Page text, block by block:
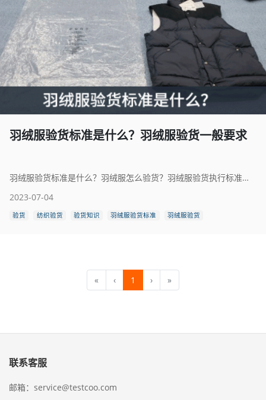
羽绒服验货标准是什么？羽绒服验货一般要求
羽绒服验货标准是什么？羽绒服怎么验货？羽绒服验货执行标准：GB/T14272-2021 羽绒服装 Down Garments
2023-07-04
验货 纺织验货 验货知识 羽绒服验货标准 羽绒服验货
« ‹ 1 › »
联系客服
邮箱：service@testcoo.com